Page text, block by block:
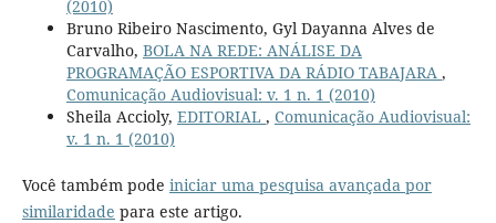
(2010)
Bruno Ribeiro Nascimento, Gyl Dayanna Alves de
Carvalho, BOLA NA REDE: ANÁLISE DA
PROGRAMAÇÃO ESPORTIVA DA RÁDIO TABAJARA ,
Comunicação Audiovisual: v. 1 n. 1 (2010)
Sheila Accioly, EDITORIAL , Comunicação Audiovisual:
v. 1 n. 1 (2010)
Você também pode iniciar uma pesquisa avançada por
similaridade para este artigo.